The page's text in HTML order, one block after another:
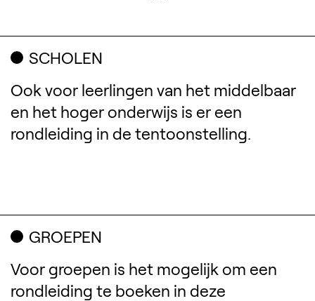
SCHOLEN
Ook voor leerlingen van het middelbaar
en het hoger onderwijs is er een
rondleiding in de tentoonstelling.
GROEPEN
Voor groepen is het mogelijk om een
rondleiding te boeken in deze